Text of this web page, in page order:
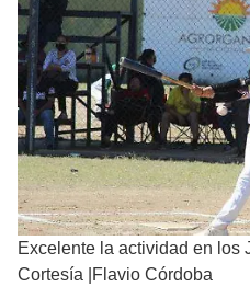
Excelente la actividad en los
Cortesía |Flavio Córdoba